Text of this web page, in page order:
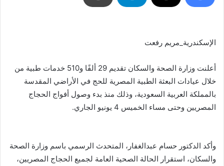
الإسكندرية_مريم رفعت
أعلنت وزارة الصحة والسكان تقديم 29 ألفًا و510 خدمات طبية من
خلال عيادات البعثة الطبية المصرية للحج في الأراضي المقدسة
بالمملكة العربية السعودية، وذلك منذ بدء وصول أفواج الحجاج
المصريين وحتى مساء الخميس 4 يونيو الجاري.
وأكد الدكتور حسام عبدالغفار، المتحدث الرسمي باسم وزارة الصحة
والسكان، استقرار الحالة الصحية العامة لجميع الحجاج المصريين،